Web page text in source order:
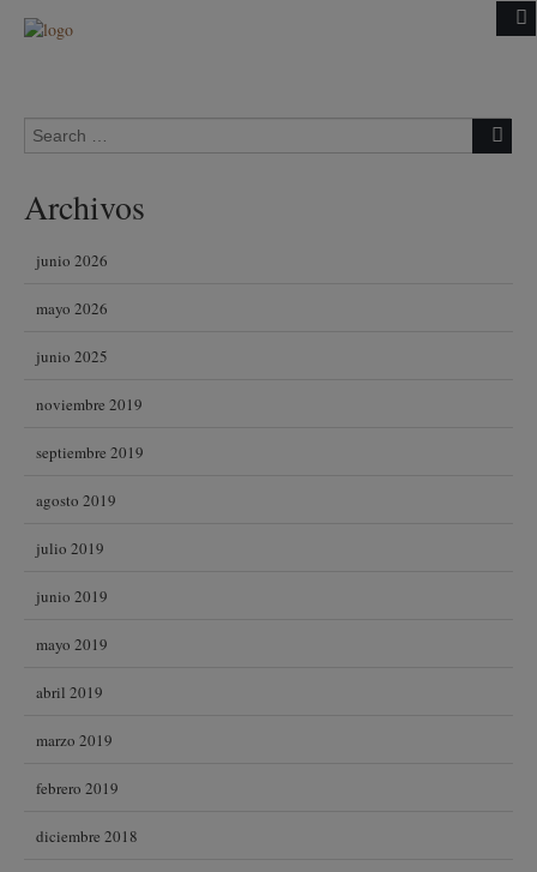
Search for:
Archivos
junio 2026
mayo 2026
junio 2025
noviembre 2019
septiembre 2019
agosto 2019
julio 2019
junio 2019
mayo 2019
abril 2019
marzo 2019
febrero 2019
diciembre 2018